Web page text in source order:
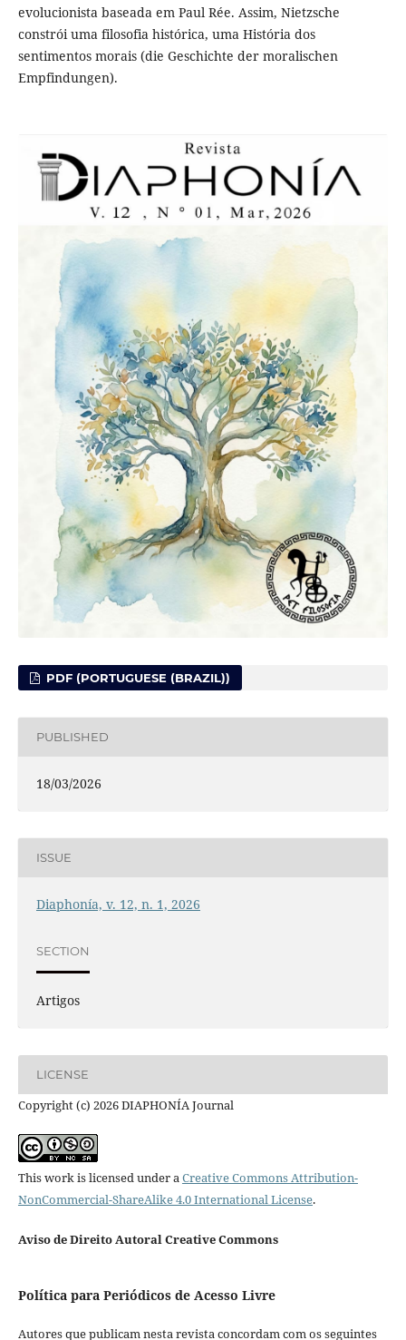
evolucionista baseada em Paul Rée. Assim, Nietzsche
constrói uma filosofia histórica, uma História dos
sentimentos morais (die Geschichte der moralischen
Empfindungen).
PDF (PORTUGUESE (BRAZIL))
PUBLISHED
18/03/2026
ISSUE
Diaphonía, v. 12, n. 1, 2026
SECTION
Artigos
LICENSE
Copyright (c) 2026 DIAPHONÍA Journal
This work is licensed under aCreative Commons Attribution-
NonCommercial-ShareAlike 4.0 International License.
Aviso de Direito Autoral Creative Commons
Política para Periódicos de Acesso Livre
Autores que publicam nesta revista concordam com os seguintes